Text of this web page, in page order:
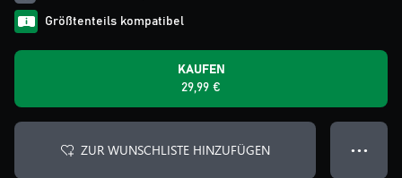
Größtenteils kompatibel
KAUFEN
29,99 €
ZUR WUNSCHLISTE HINZUFÜGEN ● ● ●